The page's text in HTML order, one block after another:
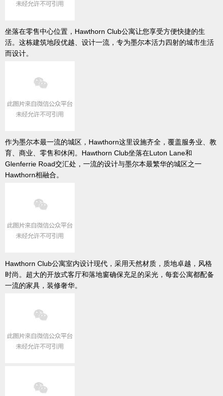
坐落在零售中心位置，Hawthorn Club公寓让您享受方便快捷的生
活。这栋建筑地段优越、设计一流，专为墨尔本活力四射的城市生活
而设计。
作为墨尔本最一流的城区，Hawthorn这里设施齐全，覆盖服务业、教
育、商业、零售和休闲。Hawthorn Club坐落在Luton Lane和
Glenferrie Road交汇处，一流的设计与墨尔本最繁华的城区之一
Hawthorn相融合。
Hawthorn Club公寓室内设计现代，采用天然材质，质地卓越，风格
时尚。超大的开放式客厅和落地窗确保充足的采光，每套公寓都配备
一流的家具，装修奢华。